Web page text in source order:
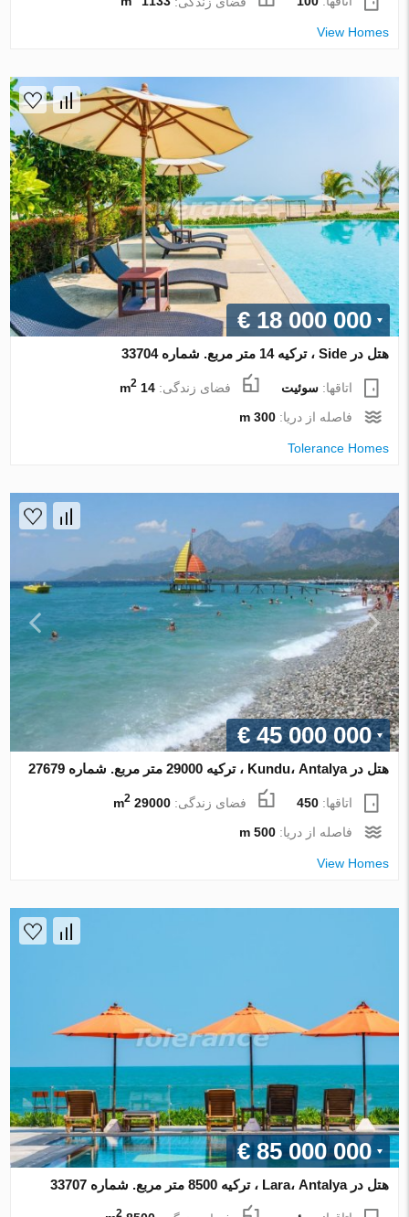
View Homes
€ 18 000 000
هتل در Side ، ترکیه 14 متر مربع. شماره 33704
اتاقها:سوئیت فضای زندگی:14 m
2
فاصله از دریا:300 m
Tolerance Homes
€ 45 000 000
هتل در Kundu، Antalya ، ترکیه 29000 متر مربع. شماره 27679
اتاقها:450 فضای زندگی:29000 m
2
فاصله از دریا:500 m
View Homes
€ 85 000 000
هتل در Lara، Antalya ، ترکیه 8500 متر مربع. شماره 33707
2